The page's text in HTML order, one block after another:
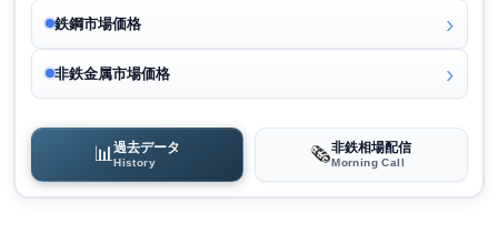
鉄鋼市場価格
非鉄金属市場価格
📊過去データ
History 🗞️非鉄相場配信
Morning Call